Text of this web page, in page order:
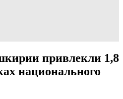
привлекли 1,8
национального